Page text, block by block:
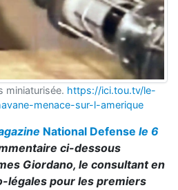
miniaturisée. https://ici.tou.tv/le-
menace-sur-l-amerique
National Defense le 6
ci-dessous
Giordano, le consultant en
légales pour les premiers